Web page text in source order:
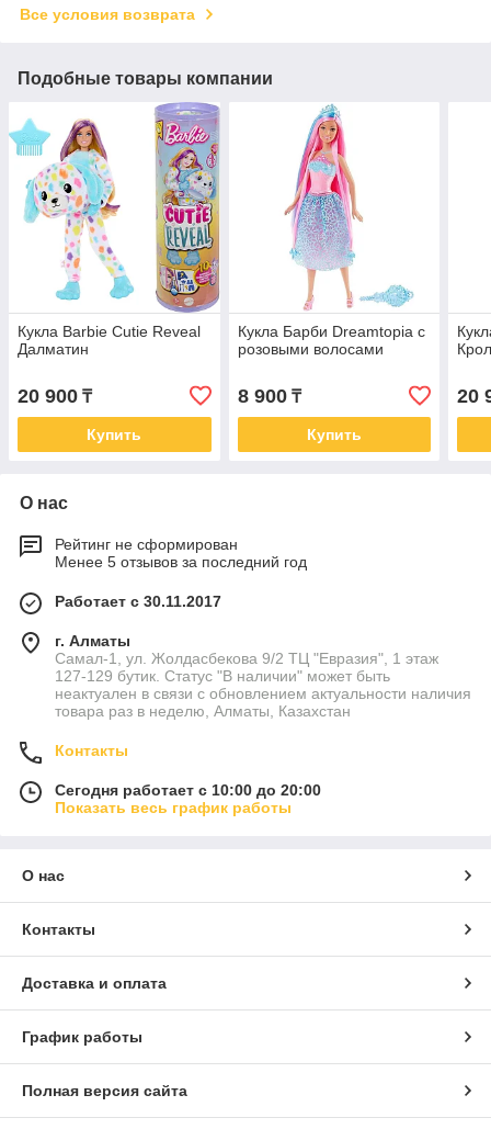
Все условия возврата
Подобные товары компании
Кукла Barbie Cutie Reveal
Далматин
20 900 ₸
Купить
Кукла Барби Dreamtopia с
розовыми волосами
8 900₸
Купить
20
О нас
Рейтинг не сформирован
Менее 5 отзывов за последний год
Работает с 30.11.2017
г. Алматы
Самал-1, ул. Жолдасбекова 9/2 ТЦ "Евразия", 1 этаж
127-129 бутик. Статус "В наличии" может быть
неактуален в связи с обновлением актуальности наличия
товара раз в неделю, Алматы, Казахстан
Контакты
Сегодня работает с 10:00 до 20:00
Показать весь график работы
О нас
Контакты
Доставка и оплата
График работы
Полная версия сайта